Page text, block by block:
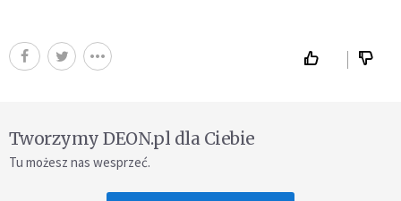
Tworzymy DEON.pl dla Ciebie
Tu możesz nas wesprzeć.